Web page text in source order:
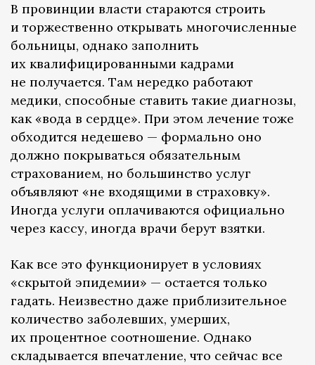
В провинции власти стараются строить
и торжественно открывать многочисленные
больницы, однако заполнить
их квалифицированными кадрами
не получается. Там нередко работают
медики, способные ставить такие диагнозы,
как «вода в сердце». При этом лечение тоже
обходится недешево — формально оно
должно покрываться обязательным
страхованием, но большинство услуг
объявляют «не входящими в страховку».
Иногда услуги оплачиваются официально
через кассу, иногда врачи берут взятки.
Как все это функционирует в условиях
«скрытой эпидемии» — остается только
гадать. Неизвестно даже приблизительное
количество заболевших, умерших,
их процентное соотношение. Однако
складывается впечатление, что сейчас все